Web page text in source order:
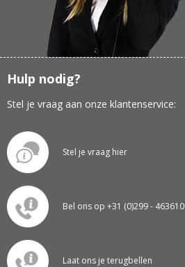
Hulp nodig?
Stel je vraag aan onze klantenservice:
Stel je vraag hier
Bel ons op +31 (0)299 - 463610
Laat ons je terugbellen